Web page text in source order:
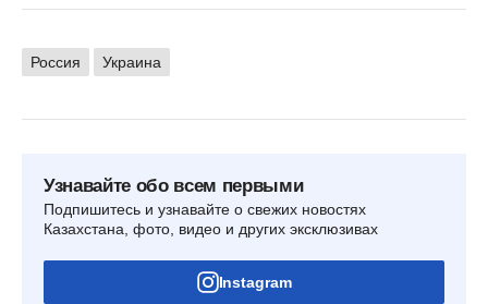
Россия Украина
Узнавайте обо всем первыми
Подпишитесь и узнавайте о свежих новостях
Казахстана, фото, видео и других эксклюзивах
Instagram